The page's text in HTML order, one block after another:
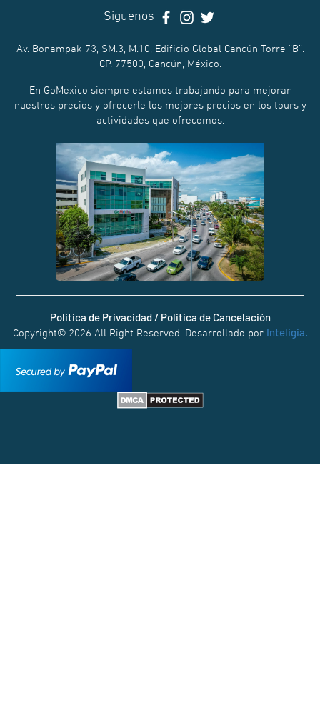
Siguenos
Av. Bonampak 73, SM.3, M.10, Edificio Global Cancún Torre “B”.
CP. 77500, Cancún, México.
En GoMexico siempre estamos trabajando para mejorar
nuestros precios y ofrecerle los mejores precios en los tours y
actividades que ofrecemos.
Politica de Privacidad / Politica de Cancelación
Copyright© 2026 All Right Reserved. Desarrollado por Inteligia.